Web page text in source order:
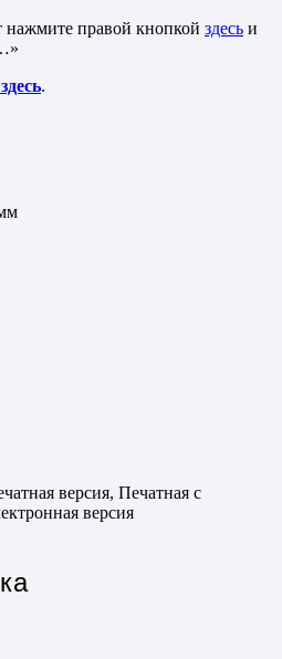
нажмите правой кнопкой здесь и
.
версия, Печатная с
версия